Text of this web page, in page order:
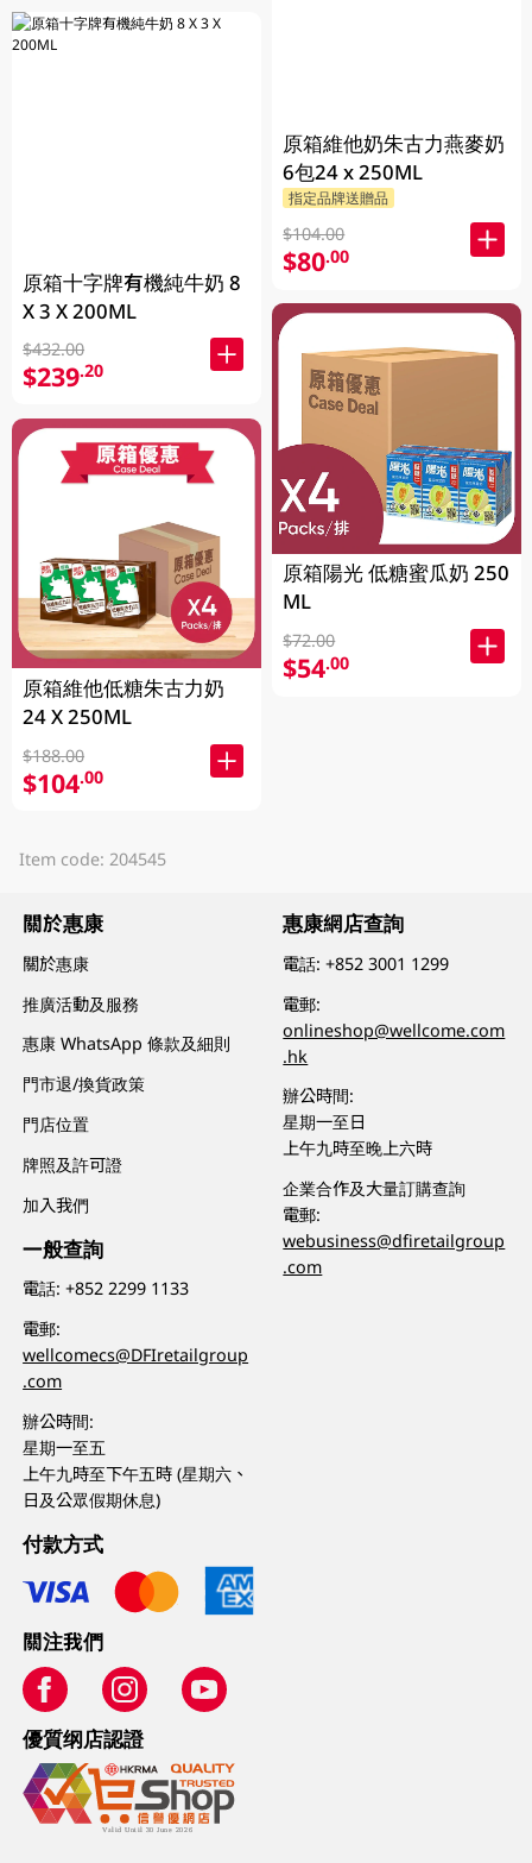
原箱十字牌有機純牛奶 8
X 3 X 200ML
$432.00
$239.20
原箱維他低糖朱古力奶
24 X 250ML
$188.00
$104.00
原箱維他奶朱古力燕麥奶
6包24 x 250ML
指定品牌送贈品
$104.00
$80.00
原箱陽光 低糖蜜瓜奶 250
ML
$72.00
$54.00
Item code: 204545
關於惠康
關於惠康
推廣活動及服務
惠康 WhatsApp 條款及細則
門市退/換貨政策
門店位置
牌照及許可證
加入我們
一般查詢
電話:+852 2299 1133
電郵:
wellcomecs@DFIretailgroup
.com
辦公時間:
星期一至五
上午九時至下午五時 (星期六、
日及公眾假期休息)
惠康網店查詢
電話:+852 3001 1299
電郵:
onlineshop@wellcome.com
.hk
辦公時間:
星期一至日
上午九時至晚上六時
企業合作及大量訂購查詢
電郵:
webusiness@dfiretailgroup
.com
付款方式
關注我們
優質纲店認證